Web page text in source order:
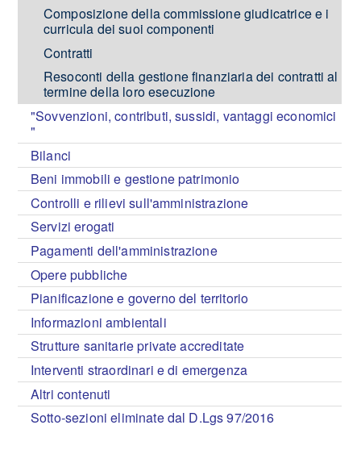
Composizione della commissione giudicatrice e i
curricula dei suoi componenti
Contratti
Resoconti della gestione finanziaria dei contratti al
termine della loro esecuzione
"Sovvenzioni, contributi, sussidi, vantaggi economici
"
Bilanci
Beni immobili e gestione patrimonio
Controlli e rilievi sull'amministrazione
Servizi erogati
Pagamenti dell'amministrazione
Opere pubbliche
Pianificazione e governo del territorio
Informazioni ambientali
Strutture sanitarie private accreditate
Interventi straordinari e di emergenza
Altri contenuti
Sotto-sezioni eliminate dal D.Lgs 97/2016